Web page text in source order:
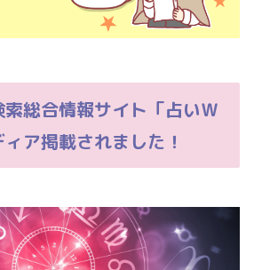
総合情報サイト「占いＷ
ア掲載されました！